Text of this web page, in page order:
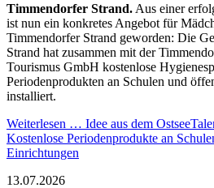
Timmendorfer Strand. Aus einer
ist nun ein konkretes Angebot für
Timmendorfer Strand geworden: Die
Strand hat zusammen mit der
Tourismus GmbH kostenlose
Periodenprodukten an Schulen und
installiert.
Weiterlesen … Idee aus dem
Kostenlose Periodenprodukte an
Einrichtungen
13.07.2026